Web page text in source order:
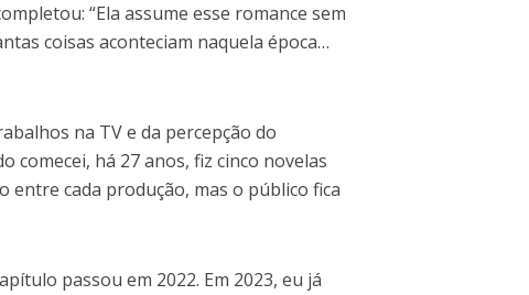
“Ela assume esse romance sem
coisas aconteciam naquela época…
na TV e da percepção do
comecei, há 27 anos, fiz cinco novelas
entre cada produção, mas o público fica
passou em 2022. Em 2023, eu já